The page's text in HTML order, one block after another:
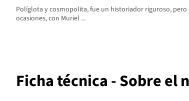
Políglota y cosmopolita, fue un historiador riguroso,
ocasiones, con Muriel ...
Ficha técnica - Sobre el